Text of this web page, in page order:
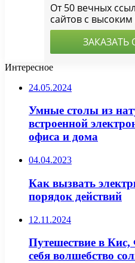
Интересное
24.05.2024
Умные столы из
встроенной
офиса и дома
04.04.2023
Как вызвать
порядок действий
12.11.2024
Путешествие в
себя волшебство